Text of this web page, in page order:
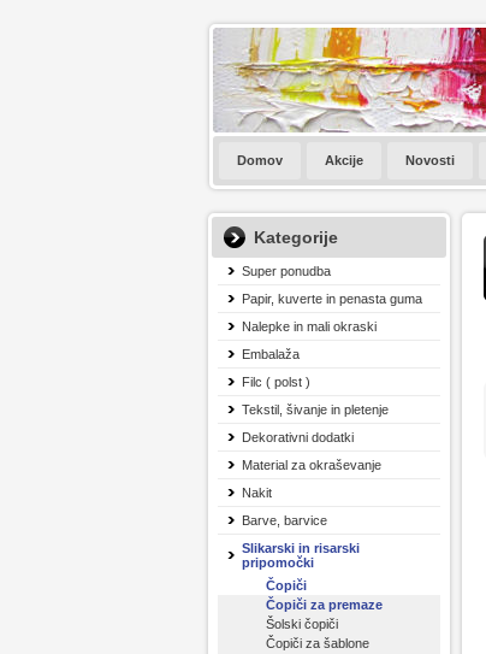
Domov Akcije Novosti
Kategorije
Super ponudba
Papir, kuverte in penasta guma
Nalepke in mali okraski
Embalaža
Filc ( polst )
Tekstil, šivanje in pletenje
Dekorativni dodatki
Material za okraševanje
Nakit
Barve, barvice
Slikarski in risarski
pripomočki
Čopiči
Čopiči za premaze
Šolski čopiči
Čopiči za šablone